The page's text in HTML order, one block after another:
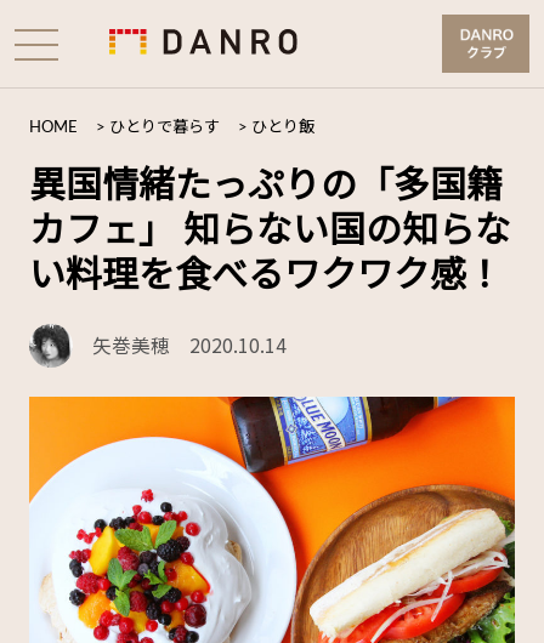
HOME > ひとりで暮らす > ひとり飯
異国情緒たっぷりの「多国籍
カフェ」 知らない国の知らな
い料理を食べるワクワク感！
矢巻美穂 2020.10.14